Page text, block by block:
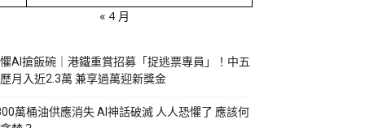
« 4 月
AI搶飯碗｜港鐵重賞招募「捉逃票專員」！中五
月入近2.3萬 兼享過萬迎新獎金
萬桶油供應消失 AI神話破滅 人人恐懼了 應該何